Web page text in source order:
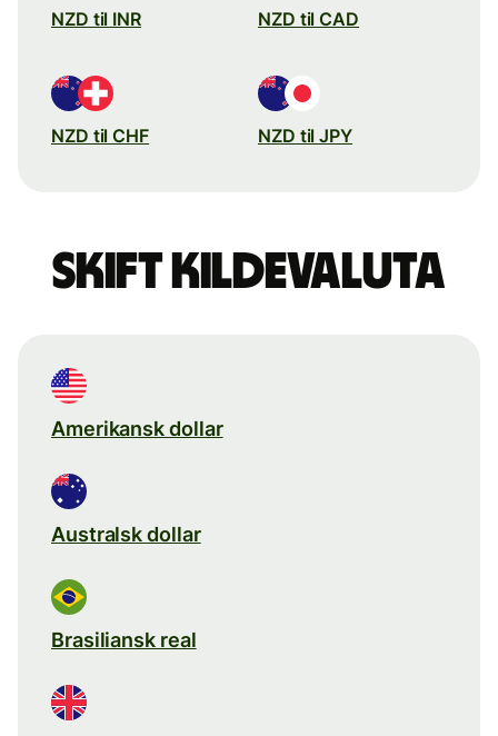
NZD til INR NZD til CAD
NZD til CHF NZD til JPY
Skift kildevaluta
Amerikansk dollar
Australsk dollar
Brasiliansk real